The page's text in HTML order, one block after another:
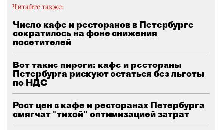
Читайте также:
Число кафе и ресторанов в Петербурге
сократилось на фоне снижения
посетителей
Вот такие пироги: кафе и рестораны
Петербурга рискуют остаться без льготы
по НДС
Рост цен в кафе и ресторанах Петербурга
смягчат "тихой" оптимизацией затрат